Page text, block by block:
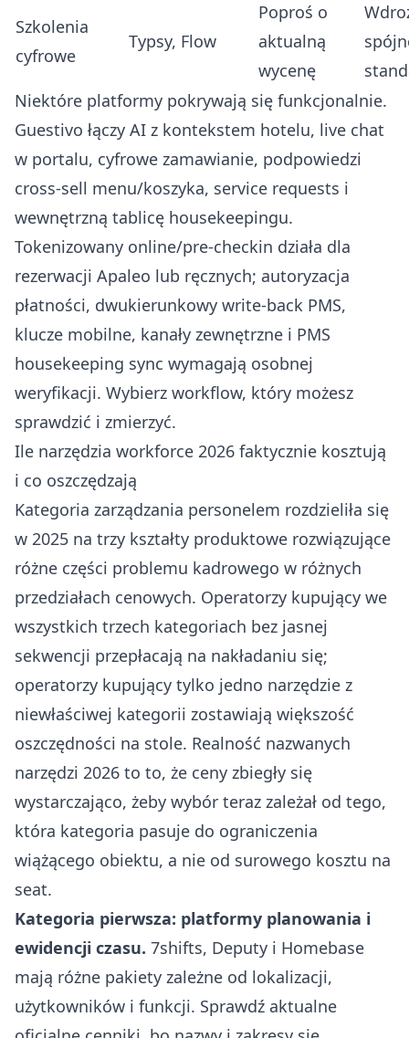
Szkolenia
cyfrowe
Typsy, Flow
Poproś o
aktualną
wycenę
Niektóre platformy pokrywają się funkcjonalnie.
Guestivo łączy AI z kontekstem hotelu, live chat
w portalu, cyfrowe zamawianie, podpowiedzi
cross-sell menu/koszyka, service requests i
wewnętrzną tablicę housekeepingu.
Tokenizowany online/pre-checkin działa dla
rezerwacji Apaleo lub ręcznych; autoryzacja
płatności, dwukierunkowy write-back PMS,
klucze mobilne, kanały zewnętrzne i PMS
housekeeping sync wymagają osobnej
weryfikacji. Wybierz workflow, który możesz
sprawdzić i zmierzyć.
Ile narzędzia workforce 2026 faktycznie kosztują
i co oszczędzają
Kategoria zarządzania personelem rozdzieliła się
w 2025 na trzy kształty produktowe rozwiązujące
różne części problemu kadrowego w różnych
przedziałach cenowych. Operatorzy kupujący we
wszystkich trzech kategoriach bez jasnej
sekwencji przepłacają na nakładaniu się;
operatorzy kupujący tylko jedno narzędzie z
niewłaściwej kategorii zostawiają większość
oszczędności na stole. Realność nazwanych
narzędzi 2026 to to, że ceny zbiegły się
wystarczająco, żeby wybór teraz zależał od tego,
która kategoria pasuje do ograniczenia
wiążącego obiektu, a nie od surowego kosztu na
seat.
Kategoria pierwsza: platformy planowania i
ewidencji czasu. 7shifts, Deputy i Homebase
mają różne pakiety zależne od lokalizacji,
użytkowników i funkcji. Sprawdź aktualne